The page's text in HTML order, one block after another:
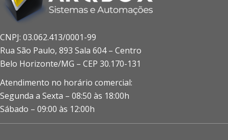
CNPJ: 03.062.413/0001-99
Rua São Paulo, 893 Sala 604 – Centro
Belo Horizonte/MG – CEP 30.170-131
Atendimento no horário comercial:
Segunda a Sexta – 08:50 às 18:00h
Sábado – 09:00 às 12:00h